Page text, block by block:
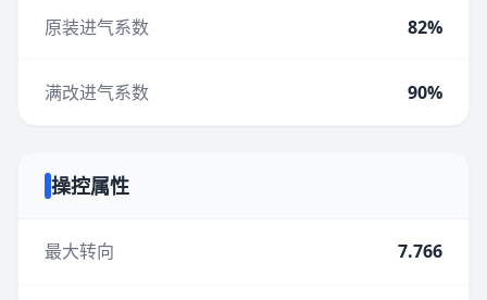
原装进气系数 82%
满改进气系数 90%
操控属性
最大转向 7.766